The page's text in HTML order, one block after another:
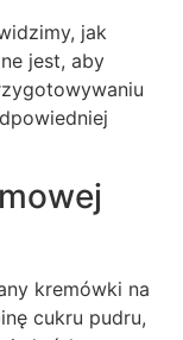
jak
jest, aby
kremówki na
cukru pudru,